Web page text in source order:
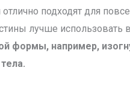
подходят для
лучше использовать
формы, например,